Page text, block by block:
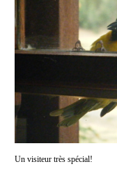
Un visiteur très spécial!